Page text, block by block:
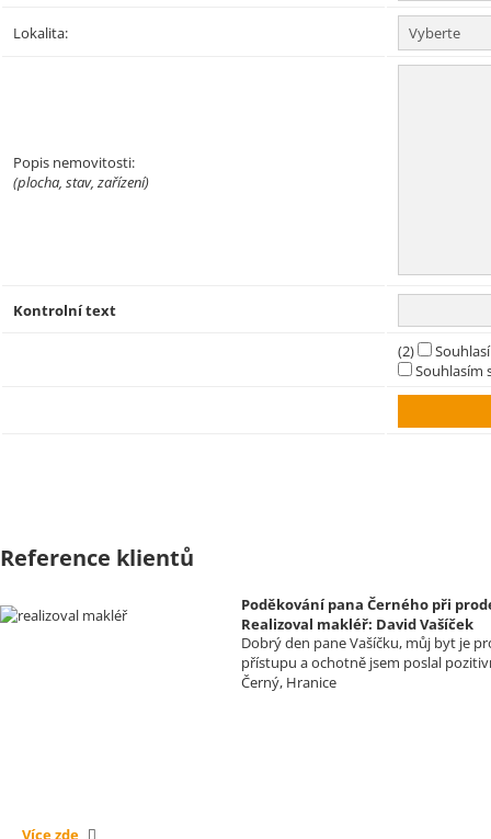
Lokalita:
Popis nemovitosti:
(plocha, stav, zařízení)
Kontrolní text
(2)
Souhlasím
Reference klientů
Poděkování pana Černého při
Realizoval makléř: David Vašíček
Dobrý den pane Vašíčku, můj byt je
přístupu a ochotně jsem poslal
Černý, Hranice
Více zde